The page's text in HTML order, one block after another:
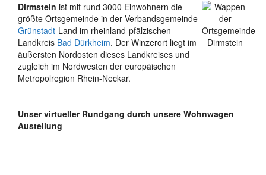
Dirmstein ist mit rund 3000 Einwohnern die
größte Ortsgemeinde in der Verbandsgemeinde
Grünstadt-Land im rheinland-pfälzischen
Landkreis Bad Dürkheim. Der Winzerort liegt im
äußersten Nordosten dieses Landkreises und
zugleich im Nordwesten der europäischen
Metropolregion Rhein-Neckar.
Unser virtueller Rundgang durch unsere Wohnwagen
Austellung